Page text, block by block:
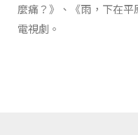
麼痛？》、《雨，下在
電視劇。